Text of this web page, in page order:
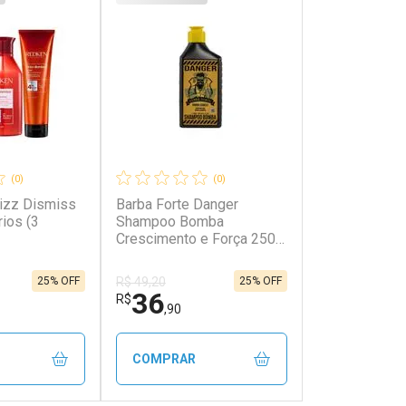
(0)
Dismiss
(3
25% OFF
(0)
Barba Forte Danger
Shampoo Bomba
Crescimento e Força 250
R$ 49,20
R$36,90
25% OFF
COMPRAR